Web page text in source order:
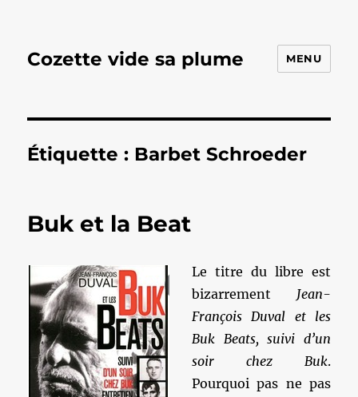
Cozette vide sa plume MENU
Étiquette : Barbet Schroeder
Buk et la Beat
Le titre du libre est
bizarrement Jean-
François Duval et les
Buk Beats, suivi d’un
soir chez Buk.
Pourquoi pas ne pas